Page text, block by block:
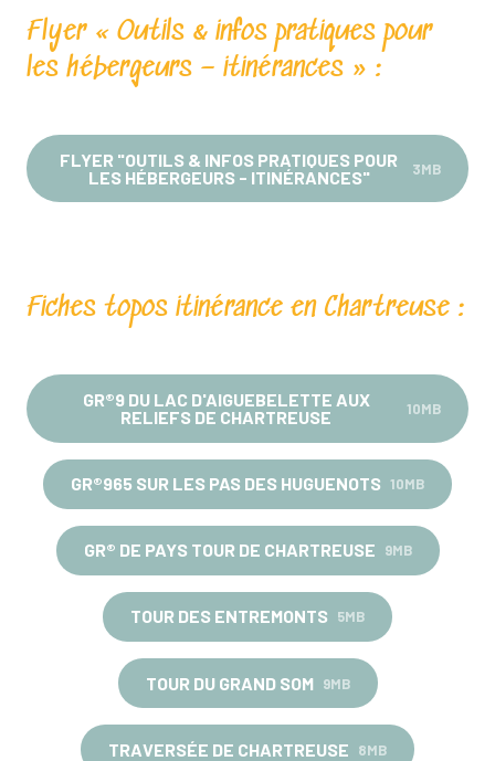
Flyer « Outils & infos pratiques pour
les hébergeurs – itinérances » :
FLYER "OUTILS & INFOS PRATIQUES POUR
LES HÉBERGEURS - ITINÉRANCES"
3MB
Fiches topos itinérance en Chartreuse :
GR®9 DU LAC D'AIGUEBELETTE AUX
RELIEFS DE CHARTREUSE
10MB
GR®965 SUR LES PAS DES HUGUENOTS 10MB
GR® DE PAYS TOUR DE CHARTREUSE 9MB
TOUR DES ENTREMONTS 5MB
TOUR DU GRAND SOM 9MB
TRAVERSÉE DE CHARTREUSE 8MB